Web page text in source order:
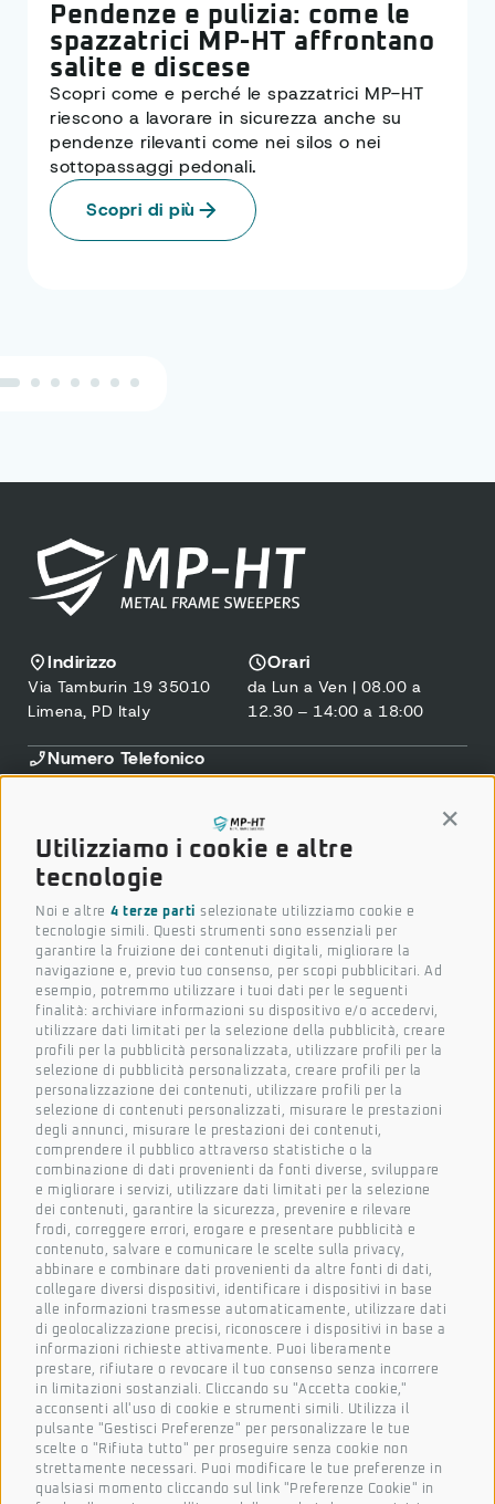
Utilizziamo i cookie e altre
tecnologie
Noi e altre 4 terze parti selezionate utilizziamo cookie e
tecnologie simili. Questi strumenti sono essenziali per
garantire la fruizione dei contenuti digitali, migliorare la
navigazione e, previo tuo consenso, per scopi pubblicitari. Ad
esempio, potremmo utilizzare i tuoi dati per le seguenti
finalità: archiviare informazioni su dispositivo e/o accedervi,
utilizzare dati limitati per la selezione della pubblicità, creare
profili per la pubblicità personalizzata, utilizzare profili per la
selezione di pubblicità personalizzata, creare profili per la
personalizzazione dei contenuti, utilizzare profili per la
selezione di contenuti personalizzati, misurare le prestazioni
degli annunci, misurare le prestazioni dei contenuti,
comprendere il pubblico attraverso statistiche o la
combinazione di dati provenienti da fonti diverse, sviluppare
e migliorare i servizi, utilizzare dati limitati per la selezione
dei contenuti, garantire la sicurezza, prevenire e rilevare
frodi, correggere errori, erogare e presentare pubblicità e
contenuto, salvare e comunicare le scelte sulla privacy,
abbinare e combinare dati provenienti da altre fonti di dati,
collegare diversi dispositivi, identificare i dispositivi in base
alle informazioni trasmesse automaticamente, utilizzare dati
di geolocalizzazione precisi, riconoscere i dispositivi in base a
informazioni richieste attivamente. Puoi liberamente
prestare, rifiutare o revocare il tuo consenso senza incorrere
in limitazioni sostanziali. Cliccando su "Accetta cookie,"
acconsenti all'uso di cookie e strumenti simili. Utilizza il
pulsante "Gestisci Preferenze" per personalizzare le tue
scelte o "Rifiuta tutto" per proseguire senza cookie non
strettamente necessari. Puoi modificare le tue preferenze in
qualsiasi momento cliccando sul link "Preferenze Cookie" in
Pendenze e pulizia: come le
spazzatrici MP-HT affrontano
salite e discese
Scopri come e perché le spazzatrici MP-HT
riescono a lavorare in sicurezza anche su
pendenze rilevanti come nei silos o nei
sottopassaggi pedonali.
Scopri di più
Indirizzo
Via Tamburin 19 35010
Limena, PD Italy
Orari
da Lun a Ven | 08.00 a
12.30 – 14:00 a 18:00
Numero Telefonico
+39 049 796 8360
Email
marketing@mp-ht.it
Seguici sui nostri social
Iscriviti alla nostra newsletter
Per condividere novità, progetti e per esprimere il
tuo punto di vista.
Nome
Cognome
Email
Azienda